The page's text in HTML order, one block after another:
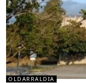
OLDARRALDIA